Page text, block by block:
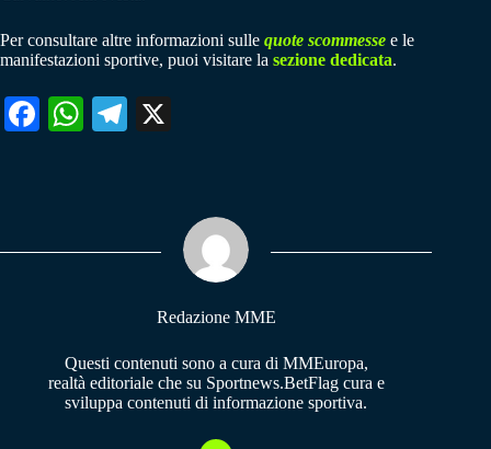
Per consultare altre informazioni sulle quote scommesse e le
manifestazioni sportive, puoi visitare la sezione dedicata.
Fa W
pp
Te
m
Redazione MME
Questi contenuti sono a cura di MMEuropa,
realtà editoriale che su Sportnews.BetFlag cura e
sviluppa contenuti di informazione sportiva.